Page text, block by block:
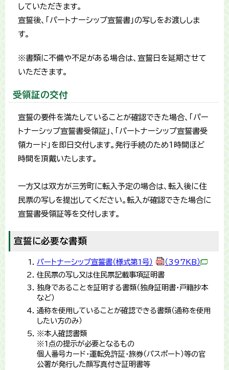
していただきます。
宣誓後、「パートナーシップ宣誓書」の写しをお渡ししま
す。
※書類に不備や不足がある場合は、宣誓日を延期させて
いただきます。
受領証の交付
宣誓の要件を満たしていることが確認できた場合、「パー
トナーシップ宣誓書受領証」、「パートナーシップ宣誓書受
領カード」を即日交付します。発行手続のため1時間ほど
時間を頂戴いたします。
一方又は双方が三芳町に転入予定の場合は、転入後に住
民票の写しを提出してください。転入が確認できた場合に
宣誓書受領証等を交付します。
宣誓に必要な書類
パートナーシップ宣誓書（様式第1号）
（397KB）
住民票の写し又は住民票記載事項証明書
独身であることを証明する書類（独身証明書・戸籍抄本
など）
通称を使用していることが確認できる書類（通称を使用
したい方のみ）
※本人確認書類
※1点の提示が必要となるもの
個人番号カード・運転免許証・旅券（パスポート）等の官
公署が発行した顔写真付き証明書等